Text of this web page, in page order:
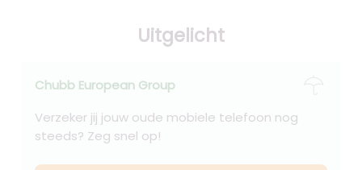
Uitgelicht
Chubb European Group
Verzeker jij jouw oude mobiele telefoon nog
steeds? Zeg snel op!